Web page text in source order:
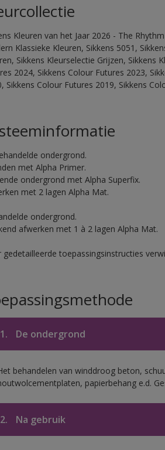
Kleuren van het Jaar 2026 - The
Klassieke Kleuren, Sikkens 5051,
Sikkens Kleurselectie Grijzen, Sikkens
2024, Sikkens Colour Futures 2023,
Sikkens Colour Futures 2019, Sikkens
ondergrond.
met Alpha Primer.
ondergrond met Alpha Superfix.
met 2 lagen Alpha Mat.
ondergrond.
afwerken met 1 à 2 lagen Alpha Mat.
gedetailleerde toepassingsinstructies
1. De ondergrond
behandelen van winddroog beton,
papierbehang e.d.
2. Na gebruik